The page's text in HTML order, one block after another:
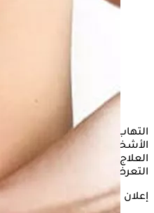
التهاب كبيباتالكلى
من
الأشخاص نتيجة للعديد من
العلاج السريع تحت إشراف
التعرض لأي مضاعفات مزعجة.
إعلان